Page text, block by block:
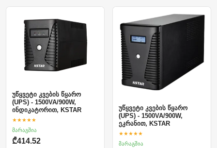
უწყვეტი კვების წყარო
(UPS) - 1500VA/900W,
ინდიკატორით, KSTAR
★★★★★
მარაგშია
₾414.52
უწყვეტი კვების წყარო
(UPS) - 1500VA/900W,
ეკრანით, KSTAR
★★★★★
მარაგშია